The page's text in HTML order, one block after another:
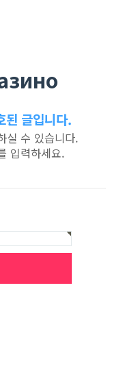
된 글입니다.
실 수 있습니다.
입력하세요.